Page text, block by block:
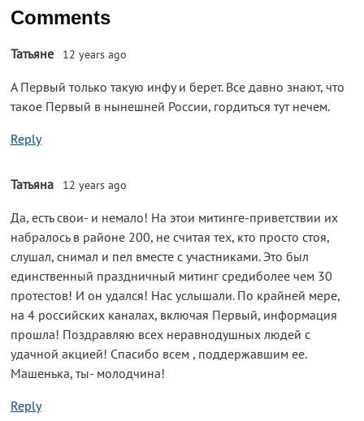
Comments
Татьяне 12 years ago
А Первый только такую инфу и берет. Все давно знают, что
такое Первый в нынешней России, гордиться тут нечем.
Reply
Татьяна 12 years ago
Да, есть свои- и немало! На этои митинге-приветствии их
набралось в районе 200, не считая тех, кто просто стоя,
слушал, снимал и пел вместе с участниками. Это был
единственный праздничный митинг средиболее чем 30
протестов! И он удался! Нас услышали. По крайней мере,
на 4 российских каналах, включая Первый, информация
прошла! Поздравляю всех неравнодушных людей с
удачной акцией! Спасибо всем , поддержавшим ее.
Машенька, ты- молодчина!
Reply